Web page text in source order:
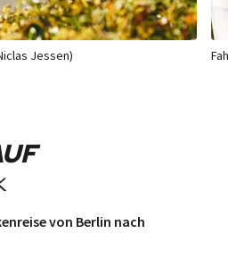
Jessen)
von Berlin nach